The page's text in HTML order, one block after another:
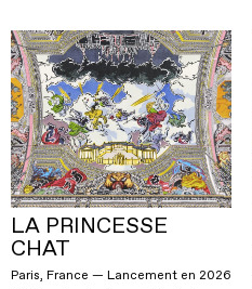
LA PRINCESSE
CHAT
Paris, France — Lancement en 2026